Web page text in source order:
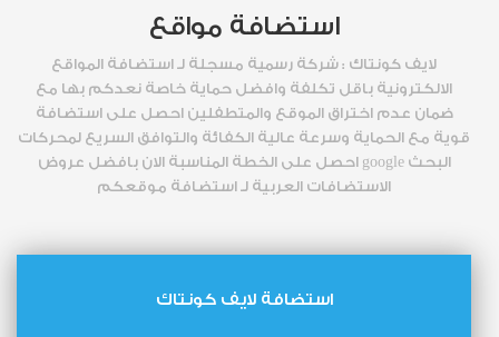
استضافة مواقع
لايف كونتاك : شركة رسمية مسجلة لـ استضافة المواقع
الالكترونية باقل تكلفة وافضل حماية خاصة نعدكم بها مع
ضمان عدم اختراق الموقع والمتطفلين احصل على استضافة
قوية مع الحماية وسرعة عالية الكفائة والتوافق السريع لمحركات
البحث google احصل على الخطة المناسبة الان بافضل عروض
الاستضافات العربية لـ استضافة موقعكم
استضافة لايف كونتاك